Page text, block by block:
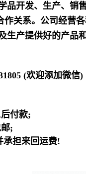
品开发、生产、
关系。公司经营
生产提供好的产品
(欢迎添加微信)
付款;
;
承担来回运费!